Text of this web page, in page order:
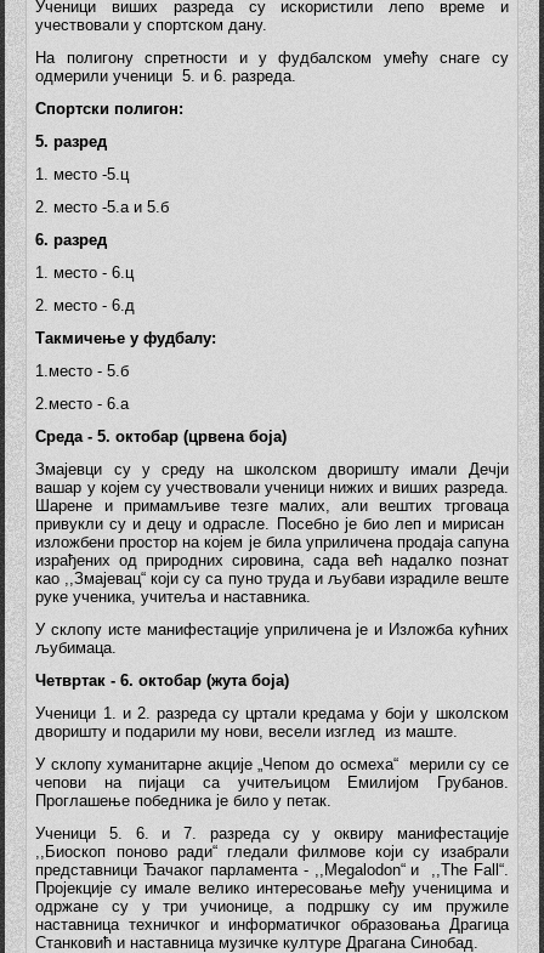
Ученици виших разреда су искористили лепо време и
учествовали у спортском дану.
На полигону спретности и у фудбалском умећу снаге су
одмерили ученици 5. и 6. разреда.
Спортски полигон:
5. разред
1. место -5.ц
2. место -5.а и 5.б
6. разред
1. место - 6.ц
2. место - 6.д
Такмичење у фудбалу:
1.место - 5.б
2.место - 6.а
Среда - 5. октобар (црвена боја)
Змајевци су у среду на школском дворишту имали Дечји
вашар у којем су учествовали ученици нижих и виших разреда.
Шарене и примамљиве тезге малих, али вештих трговаца
привукли су и децу и одрасле. Посебно је био леп и мирисан
изложбени простор на којем је била уприличена продаја сапуна
израђених од природних сировина, сада већ надалко познат
као ,,Змајевац“ који су са пуно труда и љубави израдиле веште
руке ученика, учитеља и наставника.
У склопу исте манифестације уприличена је и Изложба кућних
љубимаца.
Четвртак - 6. октобар (жута боја)
Ученици 1. и 2. разреда су цртали кредама у боји у школском
дворишту и подарили му нови, весели изглед из маште.
У склопу хуманитарне акције „Чепом до осмеха“ мерили су се
чепови на пијаци са учитељицом Емилијом Грубанов.
Проглашење победника је било у петак.
Ученици 5. 6. и 7. разреда су у оквиру манифестације
,,Биоскоп поново ради“ гледали филмове који су изабрали
представници Ђачаког парламента - ,,Megalodon“ и ,,The Fall“.
Пројекције су имале велико интересовање међу ученицима и
одржане су у три учионице, а подршку су им пружиле
наставница техничког и информатичког образовања Драгица
Станковић и наставница музичке културе Драгана Синобад.